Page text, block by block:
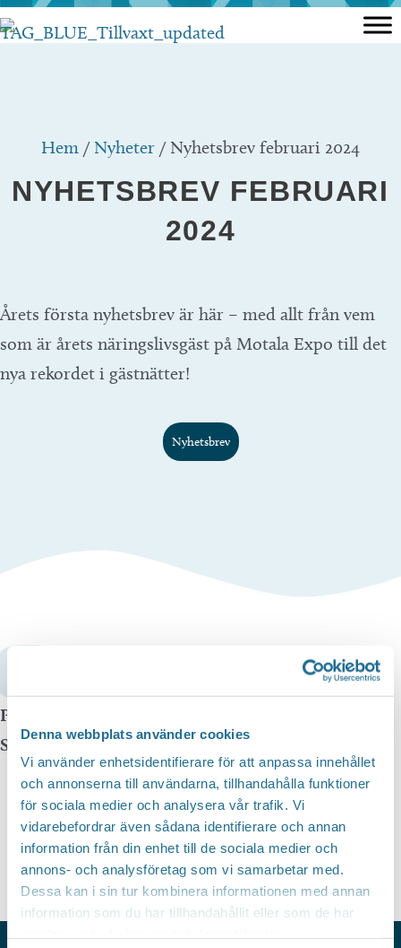
Denna webbplats använder cookies
Vi använder enhetsidentifierare för att anpassa innehållet
och annonserna till användarna, tillhandahålla funktioner
för sociala medier och analysera vår trafik. Vi
vidarebefordrar även sådana identifierare och annan
information från din enhet till de sociala medier och
annons- och analysföretag som vi samarbetar med.
Dessa kan i sin tur kombinera informationen med annan
information som du har tillhandahållit eller som de har
Hoppa
till
Hem / Nyheter / Nyhetsbrev februari 2024
NYHETSBREV FEBRUARI
2024
Årets första nyhetsbrev är här – med allt från vem
som är årets näringslivsgäst på Motala Expo till det
nya rekordet i gästnätter!
Nyhetsbrev
LÄS HELA NYHETSBREVET GENOM ATT
Publicerad:
Senast uppdaterad:05 februari 2024